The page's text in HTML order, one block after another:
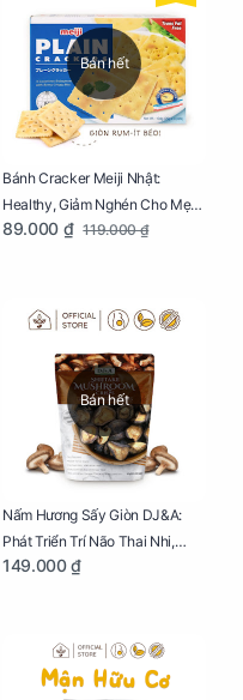
Bán hết
Bánh Cracker Meiji Nhật:
Healthy, Giảm Nghén Cho Mẹ
Bầu Hộp 104g
89.000 ₫ 119.000 ₫
Bán hết
Nấm Hương Sấy Giòn DJ&A:
Phát Triển Trí Não Thai Nhi,
Giảm Mệt Mỏi Cho Mẹ Bầu Túi
149.000 ₫